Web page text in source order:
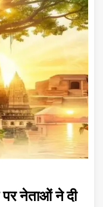
नेताओं ने दी